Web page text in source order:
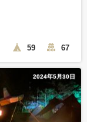
59 67
2024年5月30日